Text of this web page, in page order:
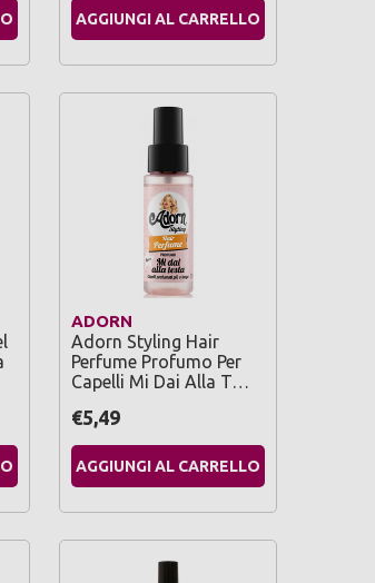
AGGIUNGI AL CARRELLO
ADORN
Adorn Styling Hair
Perfume Profumo Per
Capelli Mi Dai Alla T…
€5,49
AGGIUNGI AL CARRELLO